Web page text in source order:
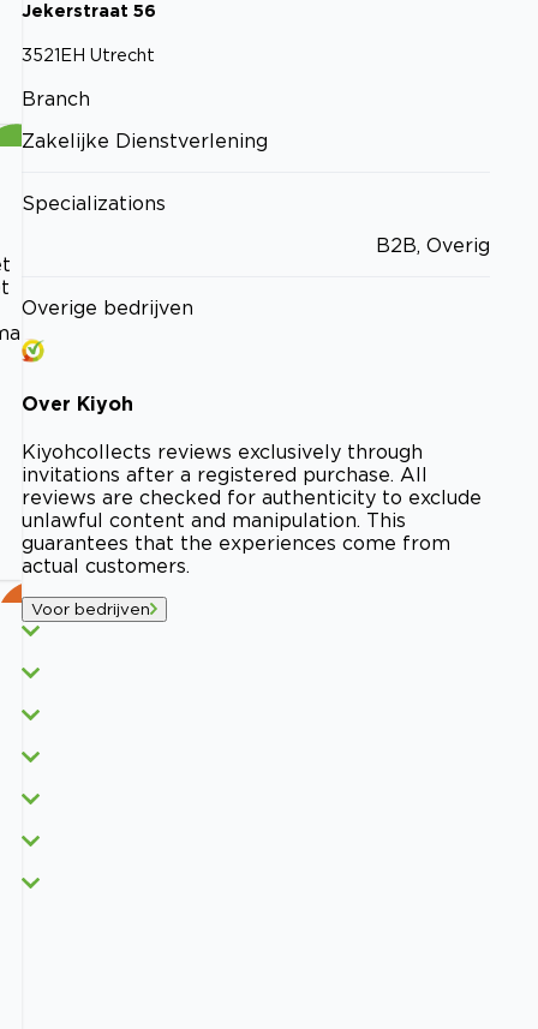
Jekerstraat 56
3521EH Utrecht
Branch
Zakelijke Dienstverlening
Specializations
B2B, Overig
Overige bedrijven
Over Kiyoh
Kiyohcollects reviews exclusively through
invitations after a registered purchase. All
reviews are checked for authenticity to exclude
unlawful content and manipulation. This
guarantees that the experiences come from
actual customers.
Voor bedrijven